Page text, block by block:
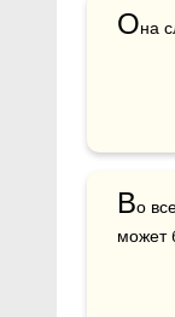
Она
Во
может